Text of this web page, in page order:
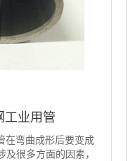
工业用管
弯曲成形后要变成
很多方面的因素，